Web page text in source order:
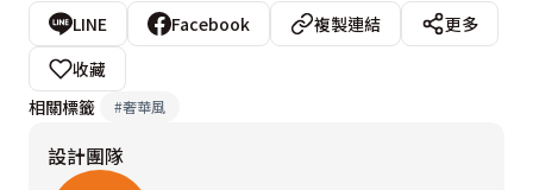
玄關的空間感受。客廳部分於沙發後方牆面透過隔屏的安
排，將花卉的圖騰延伸而至作為壁面的立體紋理的呈現；
以反射材質與石材做客廳區域主牆面的規劃，藉由深淺顏
空間雍雅而大方的氣度。
LINE Facebook 複製連結
更多
收藏
相關標籤
#奢華風
設計團隊